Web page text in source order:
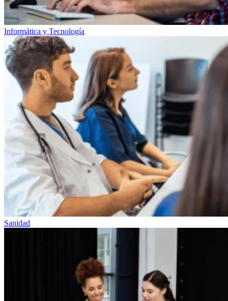
Informática y Tecnología
Sanidad